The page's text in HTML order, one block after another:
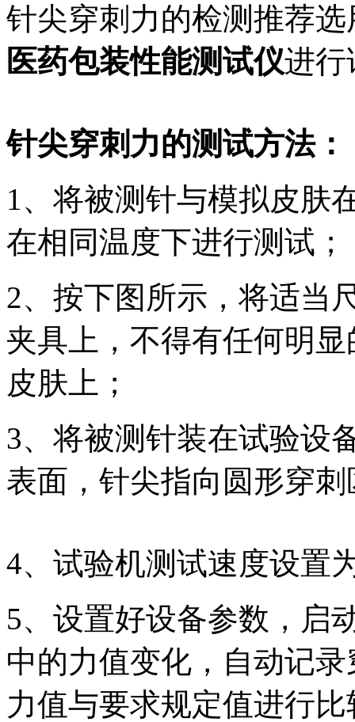
针尖穿刺力的检测推荐
医药包装性能测试仪进行
针尖穿刺力的测试方法：
1、将被测针与模拟皮肤
在相同温度下进行测试；
2、按下图所示，将适当
夹具上，不得有任何明
皮肤上；
3、将被测针装在试验设
表面，针尖指向圆形穿
4、试验机测试速度设置
5、设置好设备参数，启
中的力值变化，自动记
力值与要求规定值进行